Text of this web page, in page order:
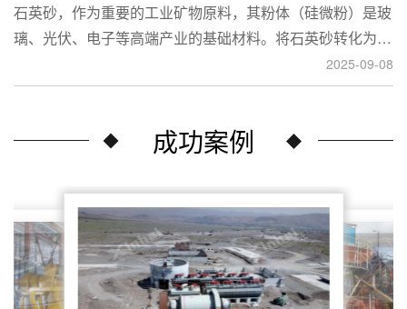
石英砂，作为重要的工业矿物原料，其粉体（硅微粉）是玻
璃、光伏、电子等高端产业的基础材料。将石英砂转化为高
附加值的粉体，离不开一套专业的石英砂磨粉成套设备。本
文将从设备、工艺到应用，为您全面解析这条生产线。
2025-09-08
成功案例